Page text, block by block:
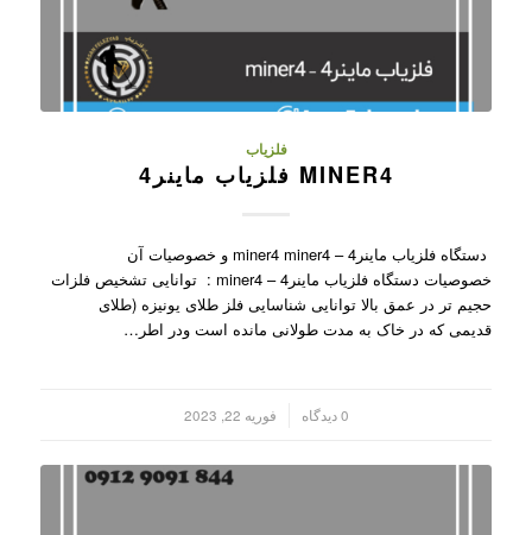
فلزیاب
MINER4 فلزیاب ماینر4
دستگاه فلزیاب ماینر4 – miner4 miner4 و خصوصیات آن
خصوصیات دستگاه فلزیاب ماینر4 – miner4 : توانایی تشخیص فلزات
حجیم تر در عمق بالا توانایی شناسایی فلز طلای یونیزه (طلای
قدیمی که در خاک به مدت طولانی مانده است ودر اطر…
0 دیدگاه فوریه 22, 2023